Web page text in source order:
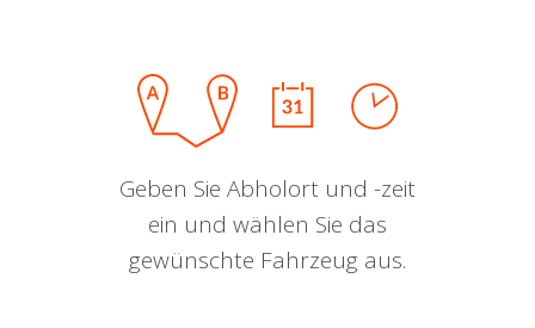
Geben Sie Abholort und -zeit
ein und wählen Sie das
gewünschte Fahrzeug aus.